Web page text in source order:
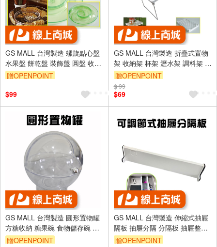
GS MALL 台灣製造 螺旋點心盤
水果盤 餅乾盤 裝飾盤 圓盤 收納
盤 桌上收納 點心盤 盤子 旋轉收
贈OPENPOINT
$99
GS MALL 台灣製造 折疊式置物
架 收納架 杯架 瀝水架 調料架 瓶
罐架 儲物架 折疊置物架 折疊架
贈OPENPOINT
$ 99
$69
GS MALL 台灣製造 圓形置物罐
方糖收納 糖果碗 食物儲存碗 零
食收納碗 透明收納碗 圓形收納
贈OPENPOINT
GS MALL 台灣製造 伸縮式抽屜
隔板 抽屜分隔 分隔板 抽屜整理
廚房儲物 辦公文具收納 抽屜分
贈OPENPOINT